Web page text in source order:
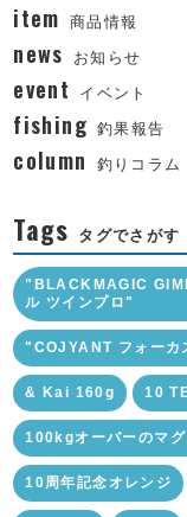
item 商品情報
news お知らせ
event イベント
fishing 釣果報告
column 釣りコラム
Tags タグでさがす
"BLACKMAGIC
ル ツインプロ"
"COJYANT フォーカ
& Kai 160g 10
100kgオーバーのマグ
10周年記念オレンジ